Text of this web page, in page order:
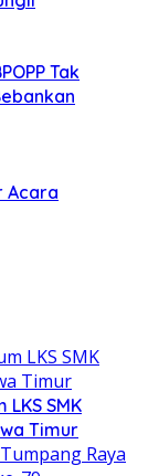
Tak
Acara
SMK
Timur